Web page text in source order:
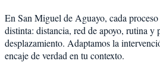
En San Miguel de Aguayo, cada
distinta: distancia, red de apoyo, rutina y
desplazamiento. Adaptamos la
encaje de verdad en tu contexto.